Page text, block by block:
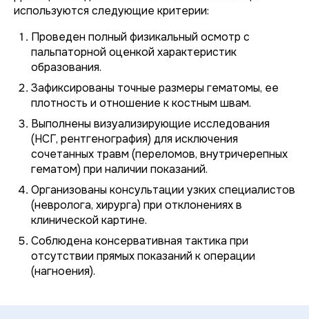
используются следующие критерии:
Проведен полный физикальный осмотр с
пальпаторной оценкой характеристик
образования.
Зафиксированы точные размеры гематомы, ее
плотность и отношение к костным швам.
Выполнены визуализирующие исследования
(НСГ, рентгенография) для исключения
сочетанных травм (переломов, внутричерепных
гематом) при наличии показаний.
Организованы консультации узких специалистов
(невролога, хирурга) при отклонениях в
клинической картине.
Соблюдена консервативная тактика при
отсутствии прямых показаний к операции
(нагноения).